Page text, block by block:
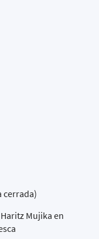
cerrada)
Mujika en